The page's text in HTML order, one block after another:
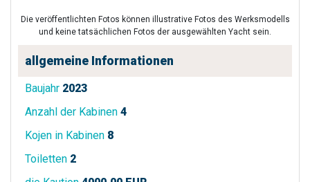
Die veröffentlichten Fotos können illustrative Fotos des Werksmodells
und keine tatsächlichen Fotos der ausgewählten Yacht sein.
allgemeine Informationen
Baujahr 2023
Anzahl der Kabinen 4
Kojen in Kabinen 8
Toiletten 2